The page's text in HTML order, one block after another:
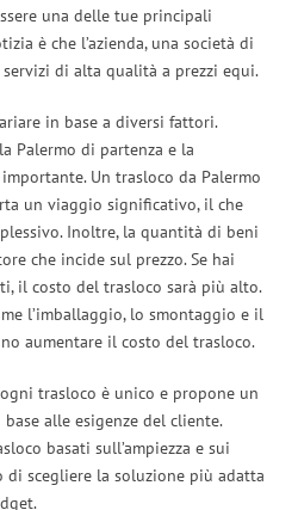
una delle tue principali
è che l’azienda, una società di
di alta qualità a prezzi equi.
in base a diversi fattori.
Palermo di partenza e la
Un trasloco da Palermo
un viaggio significativo, il che
Inoltre, la quantità di beni
che incide sul prezzo. Se hai
il costo del trasloco sarà più alto.
l’imballaggio, lo smontaggio e il
aumentare il costo del trasloco.
ogni trasloco è unico e propone un
alle esigenze del cliente.
basati sull’ampiezza e sui
di scegliere la soluzione più adatta